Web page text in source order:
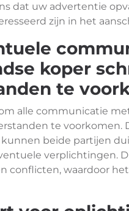
dat uw advertentie
zijn in het
koper
te
alle communicatie
te voorkomen.
beide partijen
verplichtingen.
conflicten, waardoor